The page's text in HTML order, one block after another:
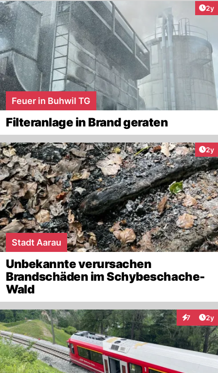
2y
Feuer in Buhwil TG
Filteranlage in Brand geraten
2y
Stadt Aarau
Unbekannte verursachen
Brandschäden im Schybeschache-
Wald
7 2y